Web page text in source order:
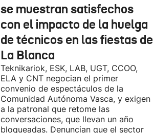
se muestran satisfechos
con el impacto de la huelga
de técnicos en las fiestas de
La Blanca
Teknikariok, ESK, LAB, UGT, CCOO,
ELA y CNT negocian el primer
convenio de espectáculos de la
Comunidad Autónoma Vasca, y exigen
a la patronal que retome las
conversaciones, que llevan un año
bloqueadas. Denuncian que el sector